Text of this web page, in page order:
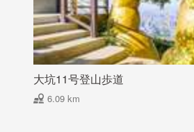
大坑11号登山歩道
6.09 km